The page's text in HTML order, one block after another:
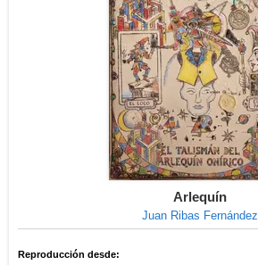
Arlequín
Juan Ribas Fernández
Reproducción desde: